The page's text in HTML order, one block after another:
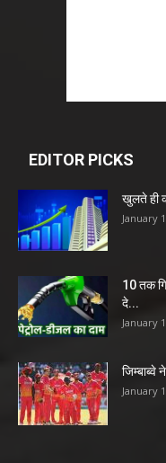
EDITOR PICKS
खुलते ही
January
10 तक
दे...
January
जिम्बाब्वे
January